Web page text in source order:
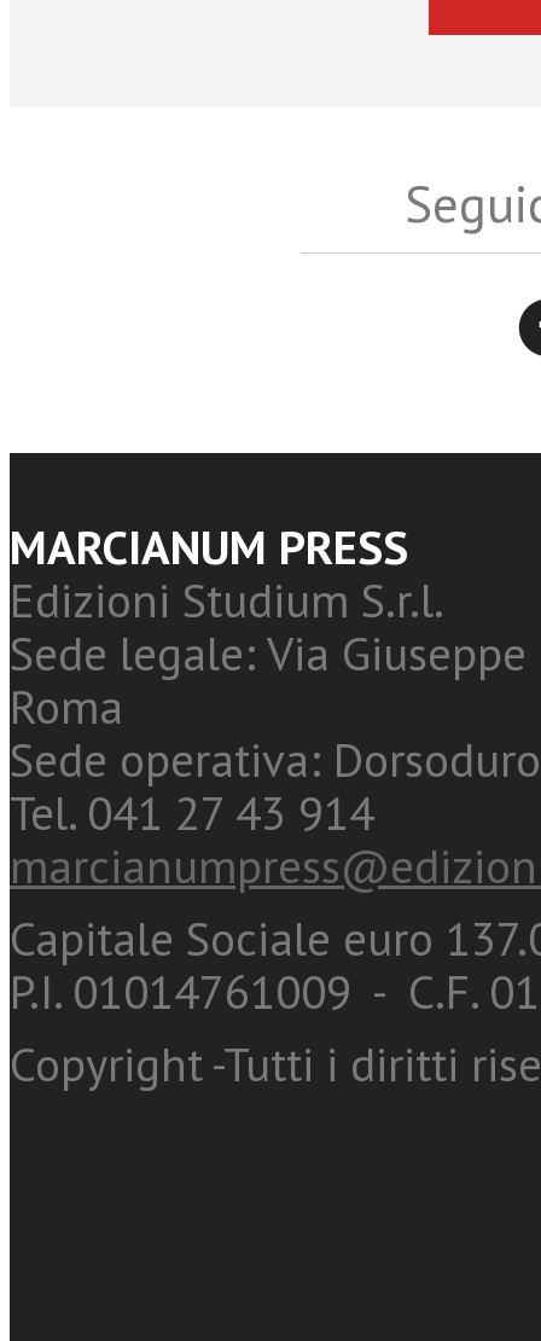
MARCIANUM PRESS
Edizioni Studium S.r.l.
Sede legale: Via
Roma
Sede operativa:
Tel. 041 27 43 914
Capitale Sociale euro
P.I. 01014761009 - C.F.
Copyright -Tutti i diritti